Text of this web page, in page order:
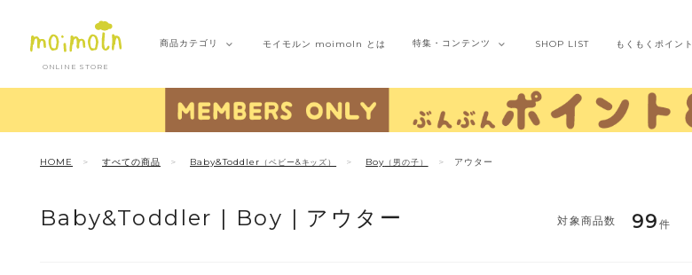
ONLINE STORE
商品カテゴリ モイモルン moimoln とは 特集・ コンテンツ SHOP LIST もくもくポイント
HOME すべての商品 Baby&Toddler （ベビー&キッズ） Boy （男の子） アウター
99 件
Baby&Toddler | Boy | アウター